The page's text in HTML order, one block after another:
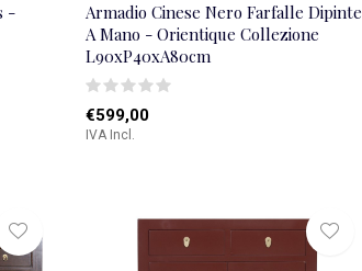
-
Armadio Cinese Nero Farfalle Dipinte
A Mano - Orientique Collezione
L90xP40xA80cm
€599,00
IVA Incl.